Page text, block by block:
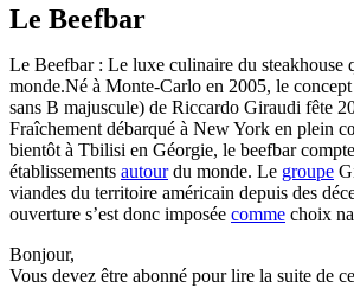
Le Beefbar
Le Beefbar : Le luxe culinaire du steakhouse
monde.Né à Monte-Carlo en 2005, le
sans B majuscule) de Riccardo Giraudi fête
Fraîchement débarqué à New York en plein
bientôt à Tbilisi en Géorgie, le beefbar
établissements autourdu monde. Le groupe
viandes du territoire américain depuis des
ouverture s’est donc imposée comme choix
Bonjour,
Vous devez être abonné pour lire la suite de